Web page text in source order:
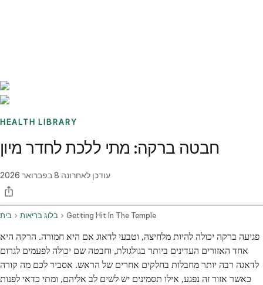
HEALTH LIBRARY
חבטה ברקה: מתי ללכת לחדר מיון
עודכן לאחרונה 8 בפברואר 2026
בית בלוג בריאות Getting Hit In The Temple
פגיעה ברקה יכולה להיות מלחיצה, וטבעי לדאוג אם היא חמורה. הרקה היא
אחד האזורים העדינים ביותר בגולגולת, וחבטה שם יכולה לפעמים לגרום
לדאגה רבה יותר מחבלות בחלקים אחרים של הראש. אסביר לכם מה קורה
כאשר אזור זה נפגע, אילו תסמינים יש לשים לב אליהם, ומתי כדאי לפנות